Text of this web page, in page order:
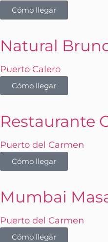
Cómo llegar
Natural
Puerto Calero
Cómo llegar
Restaurante
Puerto del Carmen
Cómo llegar
Mumbai
Puerto del Carmen
Cómo llegar